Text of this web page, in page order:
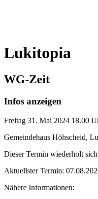
Lukitopia
WG-Zeit
Infos anzeigen
Freitag 31. Mai 2024 18.00
Gemeindehaus Höhscheid,
Dieser Termin wiederholt
Aktuellster Termin:
Nähere Informationen: